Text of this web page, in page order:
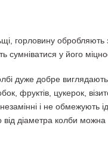
горловину
у його
дуже добре
фруктів, цукерок,
і не
діаметра колби можна